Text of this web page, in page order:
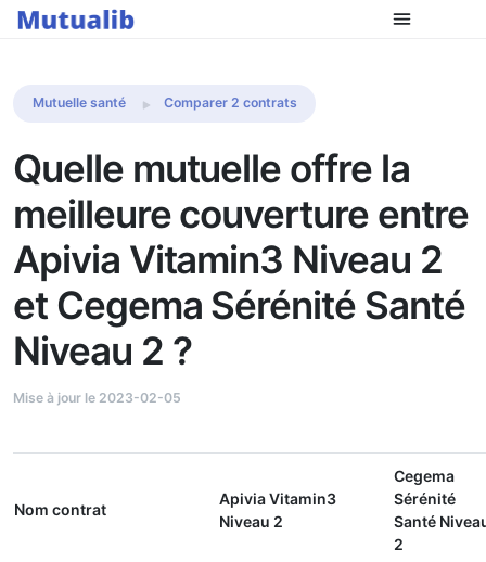
Comparer les mutuelles
Mutuelle santé Comparer 2 contrats
Quelle mutuelle offre la
meilleure couverture entre
Apivia Vitamin3 Niveau 2
et Cegema Sérénité Santé
Niveau 2 ?
Mise à jour le 2023-02-05
Nom contrat
Apivia Vitamin3
Niveau 2
Cegema
Sérénité
Santé
2